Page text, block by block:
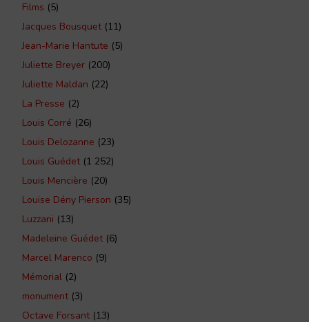
Films (5)
Jacques Bousquet(11)
Jean-Marie Hantute (5)
Juliette Breyer (200)
Juliette Maldan (22)
La Presse (2)
Louis Corré (26)
Louis Delozanne (23)
Louis Guédet(1 252)
Louis Mencière (20)
Louise Dény Pierson (35)
Luzzani (13)
Madeleine Guédet(6)
Marcel Marenco (9)
Mémorial (2)
monument(3)
Octave Forsant(13)